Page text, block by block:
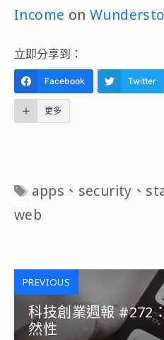
Income on
立即分享到：
Facebook Twitter
更多
標
籤
apps 、 security 、
web
PREVIOUS
科技創業週報 #272
然性